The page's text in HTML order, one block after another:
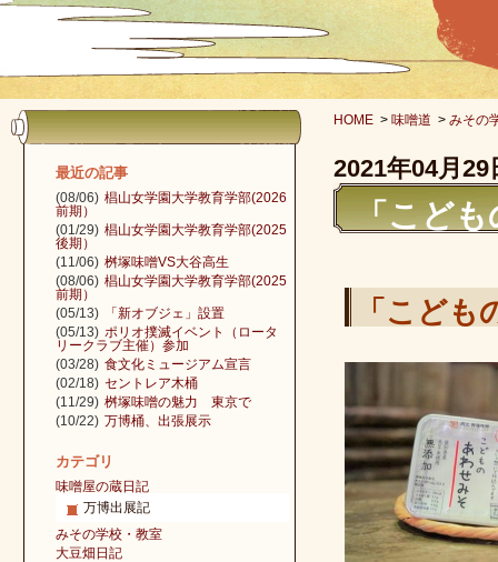
HOME > 味噌道 > みその
2021年04月29
「こども
「こど
最近の記事
(08/06) 椙山女学園大学教育学部(2026
前期）
(01/29) 椙山女学園大学教育学部(2025
後期）
(11/06) 桝塚味噌VS大谷高生
(08/06) 椙山女学園大学教育学部(2025
前期）
(05/13)
「新オブジェ」設置
(05/13) ポリオ撲滅イベント（ロータ
リークラブ主催）参加
(03/28) 食文化ミュージアム宣言
(02/18) セントレア木桶
(11/29) 桝塚味噌の魅力 東京で
(10/22) 万博桶、出張展示
カテゴリ
味噌屋の蔵日記
万博出展記
みその学校・教室
大豆畑日記